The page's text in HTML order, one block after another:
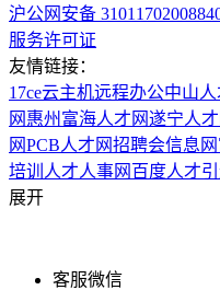
沪公网安备
服务许可证
友情链接：
17ce云主机远程办公中山人
网 惠州富海人才网遂宁人才
网PCB人才网招聘会信息网
培训 人才人事网 百度人才
展开
客服微信